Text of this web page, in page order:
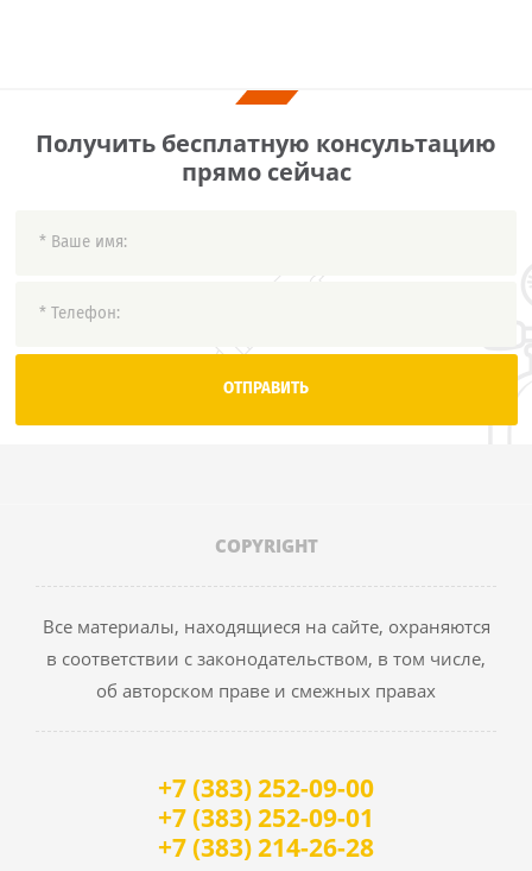
Получить бесплатную консультацию
прямо сейчас
ОТПРАВИТЬ
COPYRIGHT
Все материалы, находящиеся на сайте, охраняются
в соответствии с законодательством, в том числе,
об авторском праве и смежных правах
+7 (383) 252-09-00
+7 (383) 252-09-01
+7 (383) 214-26-28